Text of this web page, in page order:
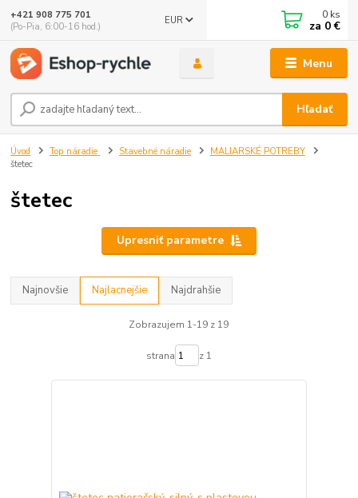
Menu
EUR
Hľadať
+421 908 775 701
(Po-Pia, 6:00-16 hod.)
0 ks
za 0 €
Úvod Top náradie Stavebné náradie
MALIARSKÉ POTREBY
štetec
štetec
Upresniť parametre
Najnovšie Najlacnejšie Najdrahšie
Zobrazujem 1-19 z 19
strana z 1